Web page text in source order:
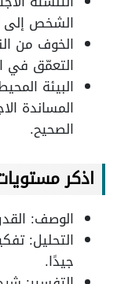
الشخص إلى
الخوف من
التعمّق في
البيئة
المساندة
الصحيح.
اذكر
الوصف:
التحليل:
جيدًا.